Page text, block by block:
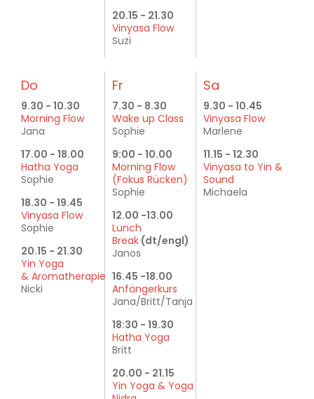
20.15 - 21.30
Vinyasa Flow
Suzi
Do
9.30 - 10.30
Morning Flow
Jana
17.00 - 18.00
Hatha Yoga
Sophie
18.30 - 19.45
Vinyasa Flow
Sophie
20.15 - 21.30
Yin Yoga
& Aromatherapie
Nicki
Fr
7.30 - 8.30
Wake up Class
Sophie
9:00 - 10.00
Morning Flow
(Fokus Rücken)
Sophie
12.00 -13.00
Lunch
Break (dt/engl)
Janos
16.45 -18.00
Anfängerkurs
Jana/Britt/Tanja
18:30 - 19.30
Hatha Yoga
Britt
20.00 - 21.15
Yin Yoga & Yoga
Sa
9.30 - 10.45
Vinyasa Flow
Marlene
11.15 - 12.30
Vinyasa to Yin &
Sound
Michaela